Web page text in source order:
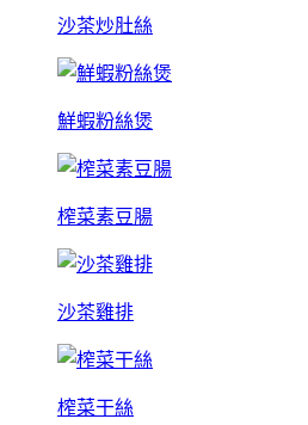
沙茶炒肚絲
鮮蝦粉絲煲
榨菜素豆腸
沙茶雞排
榨菜干絲